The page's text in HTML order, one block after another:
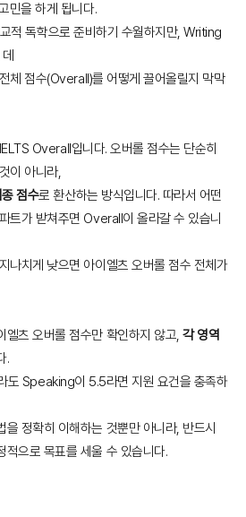
민을 하게 됩니다.
적 독학으로 준비하기 수월하지만, Writing
체 점수(Overall)를 어떻게 끌어올릴지 막막
Overall입니다. 오버롤 점수는 단순히
이 아니라,
점수로 환산하는 방식입니다. 따라서 어떤
트가 받쳐주면 Overall이 올라갈 수 있습니
나치게 낮으면 아이엘츠 오버롤 점수 전체가
엘츠 오버롤 점수만 확인하지 않고,각 영역
.
도 Speaking이 5.5라면 지원 요건을 충족하
을 정확히 이해하는 것뿐만 아니라, 반드시
적으로 목표를 세울 수 있습니다.